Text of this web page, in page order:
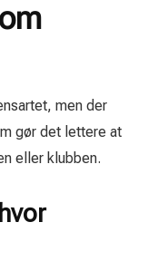
men der
gør det lettere at
eller klubben.